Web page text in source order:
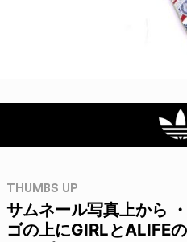
THUMBS UP
サムネール写真上から
ゴの上にGIRLとALIFE